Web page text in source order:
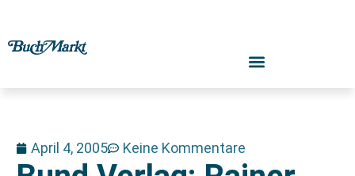
April 4, 2005 Keine Kommentare